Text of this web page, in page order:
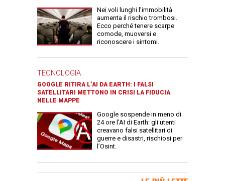
Nei voli lunghi l’immobilità
aumenta il rischio trombosi.
Ecco perché tenere scarpe
comode, muoversi e
riconoscere i sintomi.
TECNOLOGIA
GOOGLE RITIRA L’AI DA EARTH: I FALSI
SATELLITARI METTONO IN CRISI LA FIDUCIA
NELLE MAPPE
Google sospende in meno di
24 ore l’AI di Earth: gli utenti
creavano falsi satellitari di
guerre e disastri, rischiosi per
l’Osint.